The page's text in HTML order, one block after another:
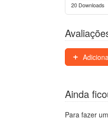
20 Downloads
Ainda
Para fazer